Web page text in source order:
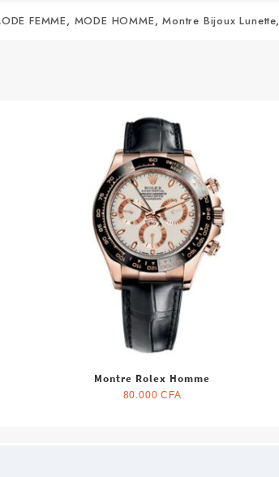
FEMME, MODE HOMME,Montre Bijoux Lunette,
Montre Rolex Homme
80.000CFA